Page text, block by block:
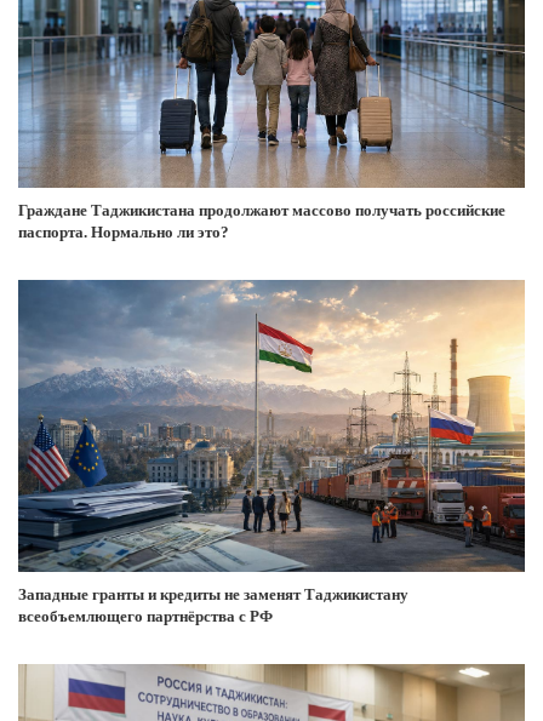
Граждане Таджикистана продолжают массово получать российские
паспорта. Нормально ли это?
Западные гранты и кредиты не заменят Таджикистану
всеобъемлющего партнёрства с РФ